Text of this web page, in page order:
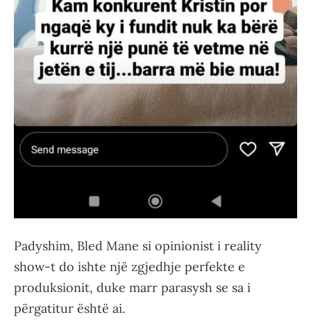
Padyshim, Bled Mane si opinionist i reality
show-t do ishte një zgjedhje perfekte e
produksionit, duke marr parasysh se sa i
përgatitur është ai.